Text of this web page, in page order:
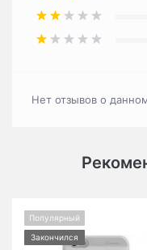
Нет отзывов о
Популярный
Закончился